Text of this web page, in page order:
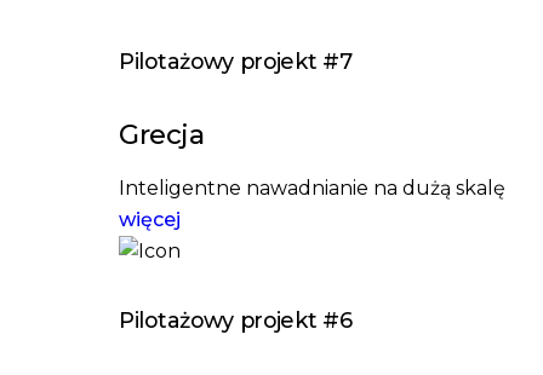
Pilotażowy projekt #7
Grecja
Inteligentne nawadnianie na dużą skalę
więcej
Pilotażowy projekt #6